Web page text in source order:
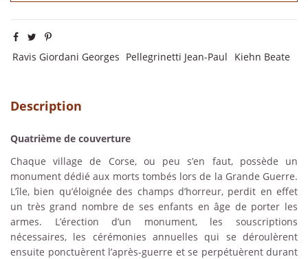
Ravis Giordani Georges Pellegrinetti Jean-Paul Kiehn Beate
Description
Quatrième de couverture
Chaque village de Corse, ou peu s’en faut, possède un
monument dédié aux morts tombés lors de la Grande Guerre.
L’île, bien qu’éloignée des champs d’horreur, perdit en effet
un très grand nombre de ses enfants en âge de porter les
armes. L’érection d’un monument, les souscriptions
nécessaires, les cérémonies annuelles qui se déroulèrent
ensuite ponctuèrent l’après-guerre et se perpétuèrent durant